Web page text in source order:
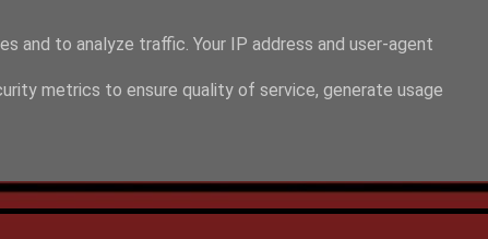
and to analyze traffic. Your IP address and user-agent
metrics to ensure quality of service, generate usage